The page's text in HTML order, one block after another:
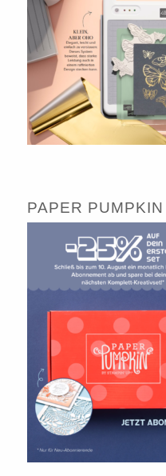
PAPER